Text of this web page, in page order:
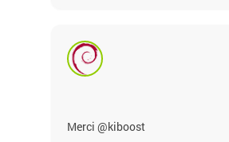
Merci @kiboost